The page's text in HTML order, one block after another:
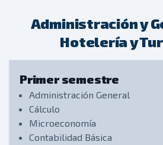
Administración y
Hotelería y
Primer semestre
Administración General
Cálculo
Microeconomía
Contabilidad Básica